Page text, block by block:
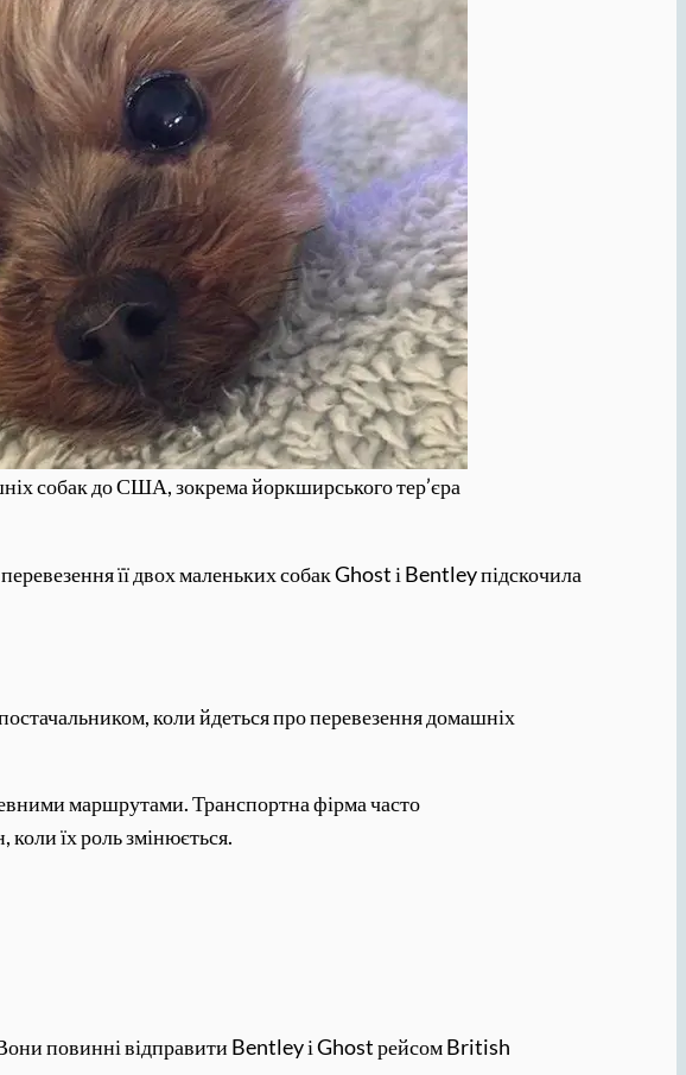
собак до США, зокрема йоркширського тер’єра
її двох маленьких собак Ghost і Bentley підскочила
коли йдеться про перевезення домашніх
маршрутами. Транспортна фірма часто
їх роль змінюється.
повинні відправити Bentley і Ghost рейсом British